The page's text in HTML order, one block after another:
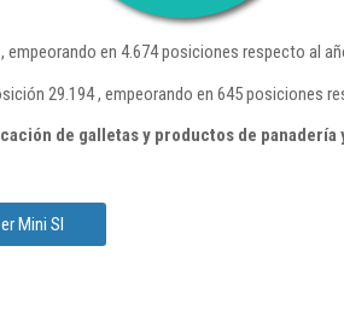
empeorando en 4.674 posiciones respecto al
29.194 , empeorando en 645 posiciones
de galletas y productos de panadería
Mini Sl